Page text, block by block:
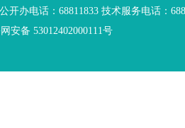
开办电话：68811833 技术服务电话：
安备 53012402000111号